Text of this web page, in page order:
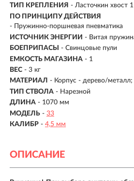
ТИП КРЕПЛЕНИЯ - Ласточкин хвост
ПО ПРИНЦИПУ ДЕЙСТВИЯ
-
Пружинно-поршневая пневматика
ИСТОЧНИК ЭНЕРГИИ - Витая
БОЕПРИПАСЫ
- Свинцовые пули
ЕМКОСТЬ МАГАЗИНА - 1
ВЕС - 3 кг
МАТЕРИАЛ - Корпус - дерево/
ТИП СТВОЛА - Нарезной
ДЛИНА - 1070 мм
МОДЕЛЬ - 33
КАЛИБР - 4,5 мм
ОПИСАНИЕ